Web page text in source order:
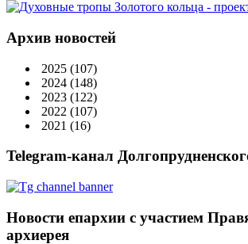
Архив новостей
2025 (107)
2024 (148)
2023 (122)
2022 (107)
2021 (16)
Telegram-канал
Новости епархии с участием
архиерея